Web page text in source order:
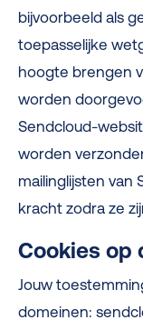
bijvoorbeeld als
toepasselijke
hoogte brengen
worden
Sendcloud-
worden
mailinglijsten van
kracht zodra ze
Cookies op
Jouw
domeinen: